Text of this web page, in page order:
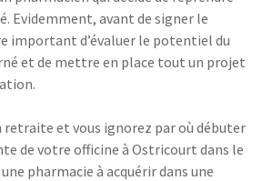
Evidemment, avant de signer le
important d’évaluer le potentiel du
et de mettre en place tout un projet
retraite et vous ignorez par où débuter
de votre officine à Ostricourt dans le
pharmacie à acquérir dans une